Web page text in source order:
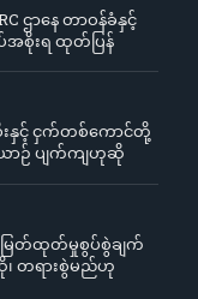
ဌာနေ တာဝန်ခံနှင့်
အစိုးရ ထုတ်ပြန်
နှင့် ငှက်တစ်ကောင်တို့
ာဉ် ပျက်ကျဟုဆို
မြတ်ထုတ်မှုစွပ်စွဲချက်
ဆို၊ တရားစွဲမည်ဟု